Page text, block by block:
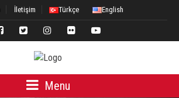
İletişim Türkçe English
Menu